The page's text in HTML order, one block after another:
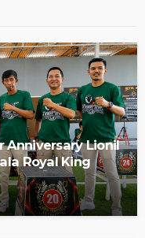
Anniversary Lionil
Royal King